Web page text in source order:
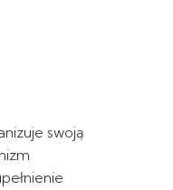
swoją